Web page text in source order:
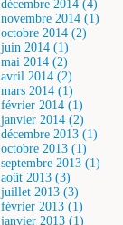
décembre 2014 (4)
novembre 2014 (1)
octobre 2014 (2)
juin 2014 (1)
mai 2014 (2)
avril 2014 (2)
mars 2014 (1)
février 2014 (1)
janvier 2014 (2)
décembre 2013 (1)
octobre 2013 (1)
septembre 2013 (1)
août 2013 (3)
juillet 2013 (3)
février 2013 (1)
janvier 2013 (1)